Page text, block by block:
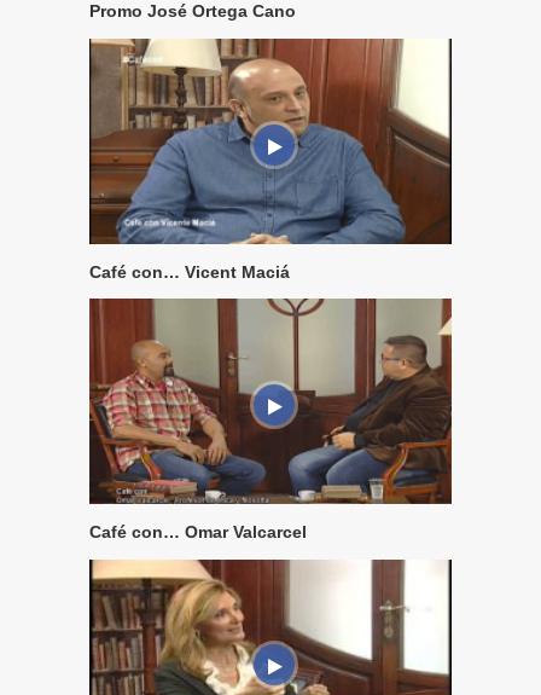
Promo José Ortega Cano
Café con… Vicent Maciá
Café con… Omar Valcarcel